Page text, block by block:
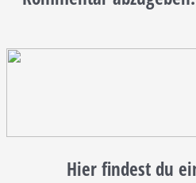
Hier findest du